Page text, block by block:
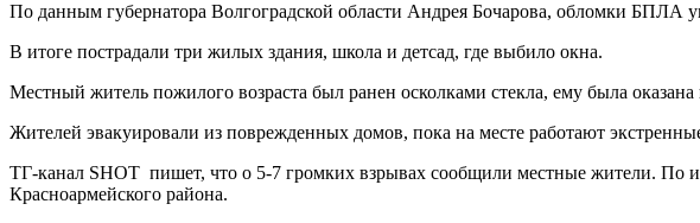
По данным губернатора Волгоградской области Андрея Бочарова, обломки БПЛА
В итоге пострадали три жилых здания, школа и детсад, где выбило окна.
Местный житель пожилого возраста был ранен осколками стекла, ему была
Жителей эвакуировали из поврежденных домов, пока на месте работают
ТГ-канал SHOT пишет, что о 5-7 громких взрывах сообщили местные жители. По
Красноармейского района.